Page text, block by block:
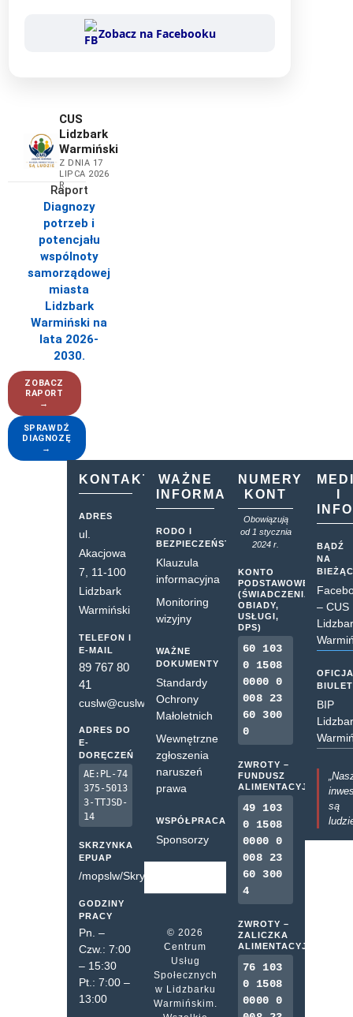
Zobacz na Facebooku
CUS
Lidzbark
Warmiński
Z DNIA 17
LIPCA 2026
R.
Raport
Diagnozy
potrzeb i
potencjału
wspólnoty
samorządowej
miasta
Lidzbark
Warmiński na
lata 2026-
2030.
ZOBACZ
RAPORT
→
SPRAWDŹ
DIAGNOZĘ
→
KONTAKT
ADRES
ul.
Akacjowa
7, 11-100
Lidzbark
Warmiński
TELEFON I
E-MAIL
89 767 80
41
cuslw@cuslw.pl
ADRES DO
E-
DORĘCZEŃ
AE:PL-74
375-5013
3-TTJSD-
14
SKRZYNKA
EPUAP
/mopslw/SkrytkaESP
GODZINY
PRACY
Pn. –
Czw.: 7:00
– 15:30
Pt.: 7:00 –
13:00
WAŻNE
INFORMACJE
RODO I
BEZPIECZEŃSTWO
Klauzula
informacyjna
Monitoring
wizyjny
WAŻNE
DOKUMENTY
Standardy
Ochrony
Małoletnich
Wewnętrzne
zgłoszenia
naruszeń
prawa
WSPÓŁPRACA
Sponsorzy
© 2026
Centrum
Usług
Społecznych
w Lidzbarku
Warmińskim.
NUMERY
KONT
Obowiązują
od 1 stycznia
2024 r.
KONTO
PODSTAWOWE
(ŚWIADCZENIA,
OBIADY,
USŁUGI,
DPS)
60 103
0 1508
0000 0
008 23
60 300
0
ZWROTY –
FUNDUSZ
ALIMENTACYJNY
49 103
0 1508
0000 0
008 23
60 300
4
ZWROTY –
ZALICZKA
ALIMENTACYJNA
76 103
0 1508
0000 0
BĄDŹ
NA
– CUS
BIP
są